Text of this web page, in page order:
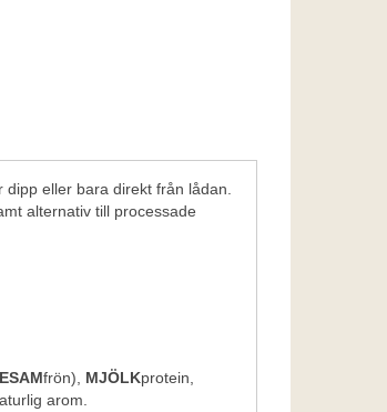
eller bara direkt från lådan.
alternativ till processade
frön), MJÖLKprotein,
arom.